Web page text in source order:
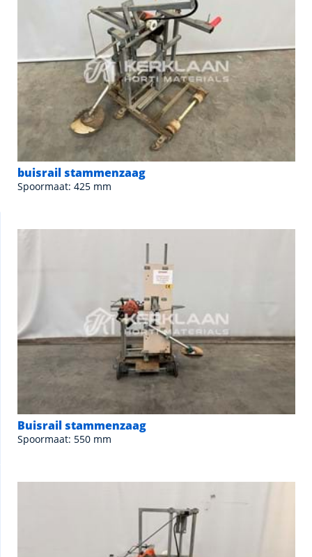
buisrail stammenzaag
Spoormaat: 425 mm
Buisrail stammenzaag
Spoormaat: 550 mm